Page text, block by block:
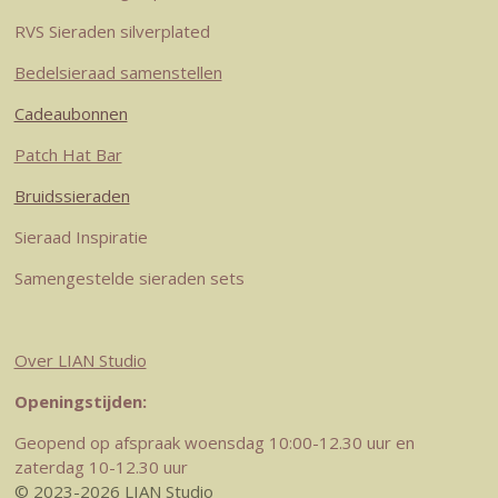
RVS Sieraden silverplated
Bedelsieraad samenstellen
Cadeaubonnen
Patch Hat Bar
Bruidssieraden
Sieraad Inspiratie
Samengestelde sieraden sets
Over LIAN Studio
Openingstijden:
Geopend op afspraak woensdag 10:00-12.30 uur en
zaterdag 10-12.30 uur
© 2023-2026 LIAN Studio